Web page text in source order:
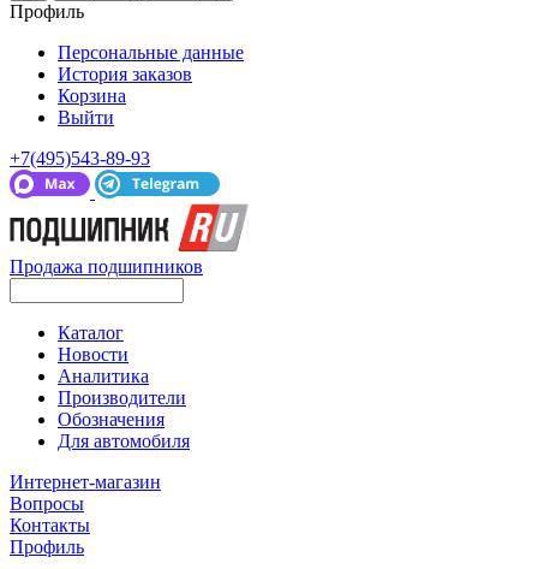
Профиль
Персональные данные
История заказов
Корзина
Выйти
+7(495)543-89-93
Продажа подшипников
Каталог
Новости
Аналитика
Производители
Обозначения
Для автомобиля
Интернет-магазин
Вопросы
Контакты
Профиль